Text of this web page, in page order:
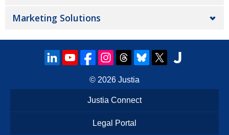
Marketing Solutions
© 2026 Justia
Justia Connect
Legal Portal